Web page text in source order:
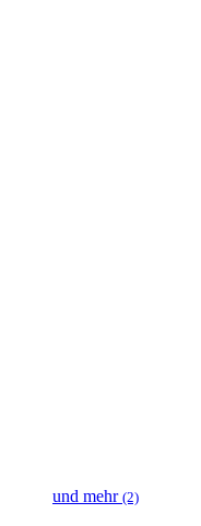
und mehr (2)